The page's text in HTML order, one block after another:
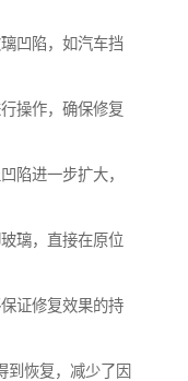
凹陷，如汽车挡
操作，确保修复
陷进一步扩大，
璃，直接在原位
证修复效果的持
到恢复，减少了因